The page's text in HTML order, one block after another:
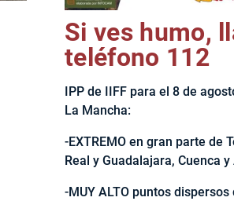
Si ves humo,
teléfono 112
IPP de IIFF para el 8 de
La Mancha:
-EXTREMO en gran parte de
Real y Guadalajara, Cuenca
-MUY ALTO puntos